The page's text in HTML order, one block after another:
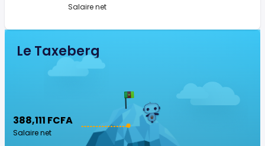
Salaire net
Le Taxeberg
388,111 FCFA
Salaire net